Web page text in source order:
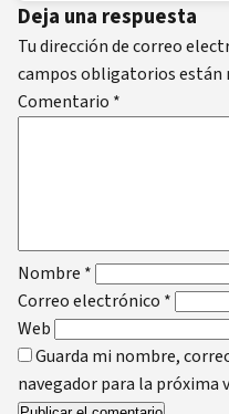
Deja una respuesta
Tu dirección de correo
campos obligatorios están
Comentario *
Nombre *
Correo electrónico *
Web
Guarda mi nombre,
navegador para la próxima